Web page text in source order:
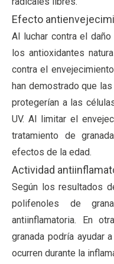
Efecto
Al luchar contra el
los antioxidantes
contra el
han demostrado que
protegerían a las
UV. Al limitar el
tratamiento de
efectos de la edad.
Actividad
Según los resultados
polifenoles de
antiinflamatoria. En
granada podría ayudar
ocurren durante la